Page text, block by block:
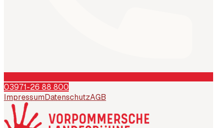
03971-26 88 800
Impressum DatenschutzAGB